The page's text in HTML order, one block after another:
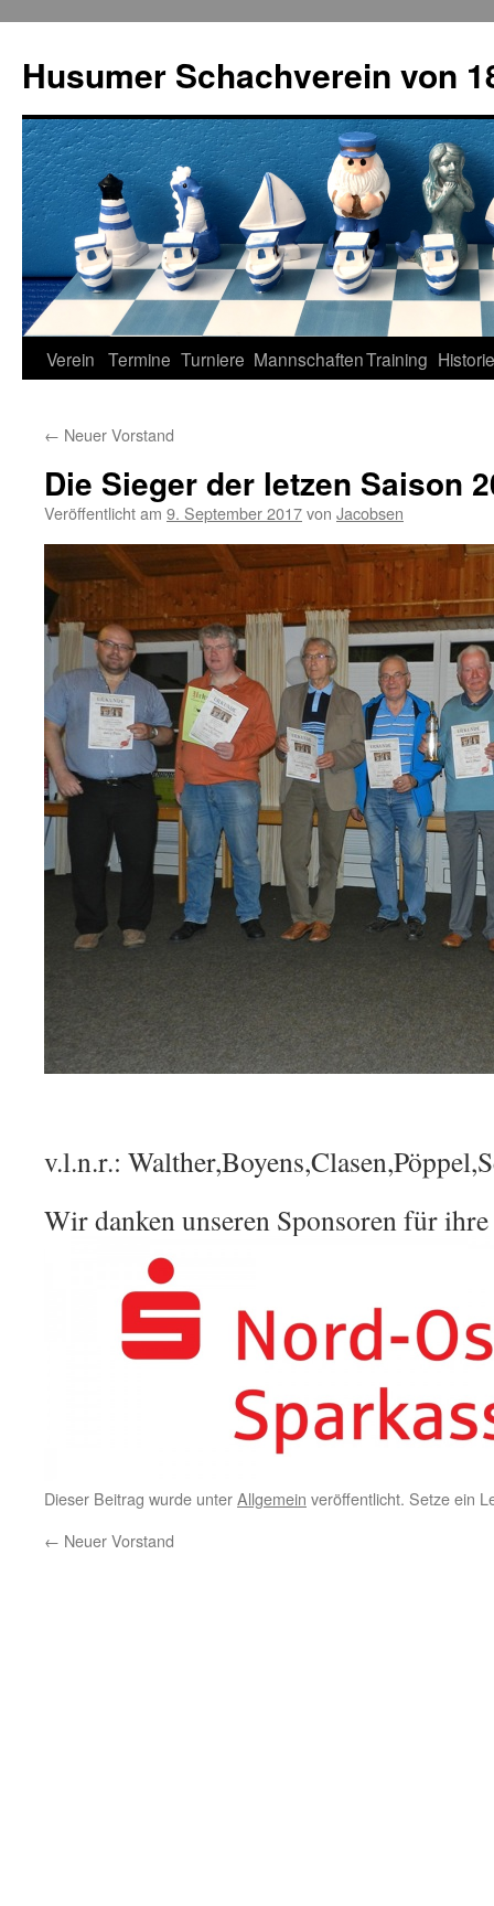
springen
Husumer Schachverein von
Verein Termine Turniere MannschaftenTraining Historie
← Neuer Vorstand
Die Sieger der letzen Saison
Veröffentlicht am 9. September 2017von Jacobsen
v.l.n.r.:
Wir danken unseren Sponsoren für
Dieser Beitrag wurde unterAllgemein veröffentlicht. Setze ein
← Neuer Vorstand